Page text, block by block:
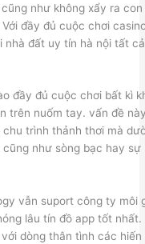
như không xẩy ra
đầy đủ cuộc chơi
đất uy tín hà nội tất
đầy đủ cuộc chơi bất kì
trên nuốm tay. vấn đề
trình thảnh thơi mà
như sòng bạc hay
vẫn suport công ty môi
lâu tín đồ app tốt
dòng thân tình các hiến